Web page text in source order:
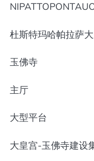
杜斯特玛哈帕拉萨
玉佛寺
主厅
大型平台
大皇宫-玉佛寺建设